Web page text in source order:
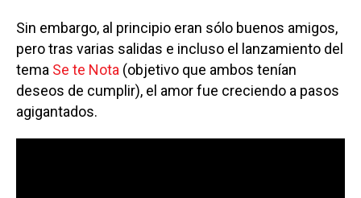
Sin embargo, al principio eran sólo buenos amigos,
pero tras varias salidas e incluso el lanzamiento del
tema Se te Nota (objetivo que ambos tenían
deseos de cumplir), el amor fue creciendo a pasos
agigantados.